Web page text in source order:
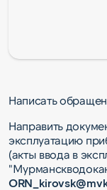
Написать
Направить
эксплуатацию
(акты ввода в